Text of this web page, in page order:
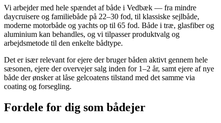
Vi arbejder med hele spændet af både i Vedbæk — fra mindre
daycruisere og familiebåde på 22–30 fod, til klassiske sejlbåde,
moderne motorbåde og yachts op til 65 fod. Både i træ, glasfiber og
aluminium kan behandles, og vi tilpasser produktvalg og
arbejdsmetode til den enkelte bådtype.
Det er især relevant for ejere der bruger båden aktivt gennem hele
sæsonen, ejere der overvejer salg inden for 1–2 år, samt ejere af nye
både der ønsker at låse gelcoatens tilstand med det samme via
coating og forsegling.
Fordele for dig som bådejer